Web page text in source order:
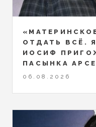
ОТДАТЬ ВСЁ.
ИОСИФ
ПАСЫНКА
06.08.2026